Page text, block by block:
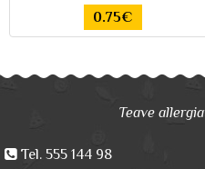
0.75€
Teave
Tel. 555 144 98